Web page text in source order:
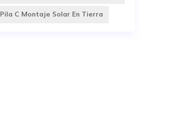
Pila C Montaje Solar En Tierra